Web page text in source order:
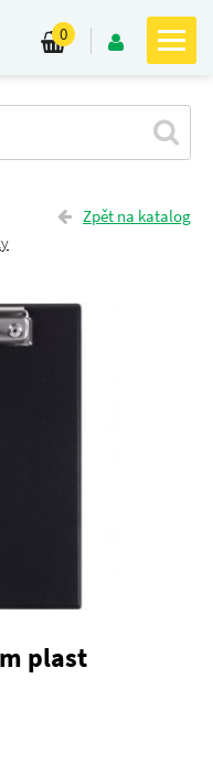
0
Zpět na katalog
plast